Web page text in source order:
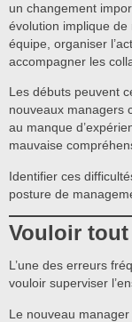
un changement
évolution implique
équipe, organiser
accompagner les
Les débuts peuvent
nouveaux managers
au manque
mauvaise
Identifier ces
posture de
Vouloir
L’une des erreurs
vouloir superviser
Le nouveau